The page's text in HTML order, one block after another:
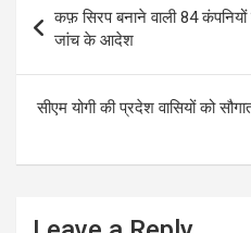
navigation
कफ़ सिरप बनाने वाली 84
जांच के आदेश
सीएम योगी की प्रदेश वासियों को